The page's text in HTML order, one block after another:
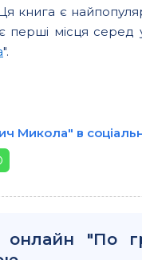
книга є
місця серед
".
Микола" в
"По